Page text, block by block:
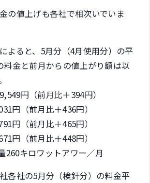
の値上げも各社で相次いでいま
よると、5月分（4月使用分）の平
金と前月からの値上がり額は以
円（前月比＋394円）
円（前月比＋436円）
円（前月比＋465円）
円（前月比＋448円）
260キロワットアワー／月
各社の5月分（検針分）の料金平